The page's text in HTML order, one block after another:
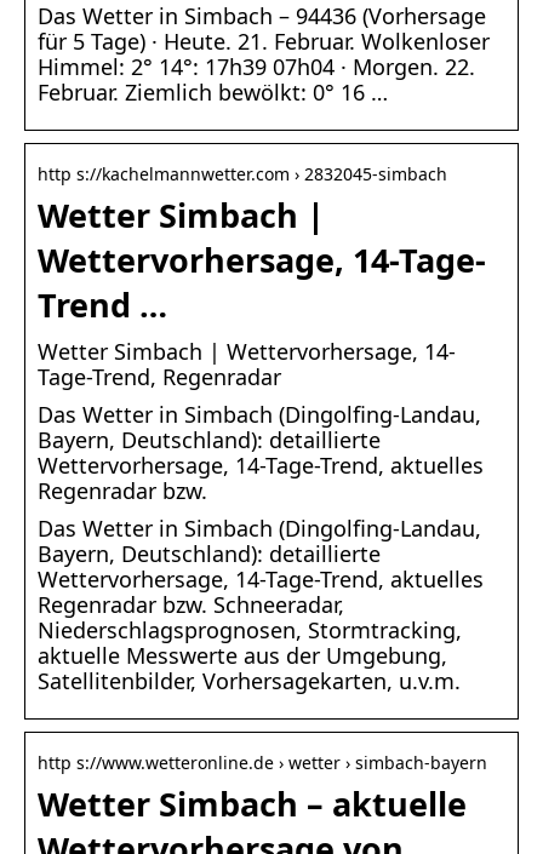
Das Wetter in Simbach – 94436 (Vorhersage
für 5 Tage) · Heute. 21. Februar. Wolkenloser
Himmel: 2° 14°: 17h39 07h04 · Morgen. 22.
Februar. Ziemlich bewölkt: 0° 16 …
http s://kachelmannwetter.com › 2832045-simbach
Wetter Simbach |
Wettervorhersage, 14-Tage-
Trend …
Wetter Simbach | Wettervorhersage, 14-
Tage-Trend, Regenradar
Das Wetter in Simbach (Dingolfing-Landau,
Bayern, Deutschland): detaillierte
Wettervorhersage, 14-Tage-Trend, aktuelles
Regenradar bzw.
Das Wetter in Simbach (Dingolfing-Landau,
Bayern, Deutschland): detaillierte
Wettervorhersage, 14-Tage-Trend, aktuelles
Regenradar bzw. Schneeradar,
Niederschlagsprognosen, Stormtracking,
aktuelle Messwerte aus der Umgebung,
Satellitenbilder, Vorhersagekarten, u.v.m.
http s://www.wetteronline.de › wetter › simbach-bayern
Wetter Simbach – aktuelle